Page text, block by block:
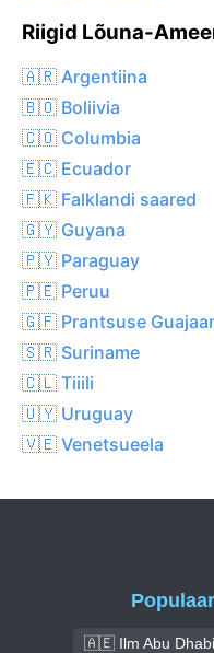
Riigid Lõuna-
🇦🇷 Argentiina
🇧🇴 Boliivia
🇨🇴 Columbia
🇪🇨 Ecuador
🇫🇰 Falklandi saared
🇬🇾 Guyana
🇵🇾 Paraguay
🇵🇪 Peruu
🇬🇫 Prantsuse
🇸🇷 Suriname
🇨🇱 Tiiili
🇺🇾 Uruguay
🇻🇪 Venetsueela
🇦🇪 Ilm Abu